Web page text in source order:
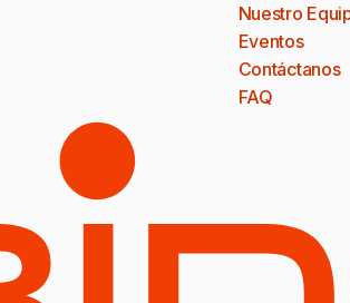
Nuestro
Eventos
Contáctanos
FAQ